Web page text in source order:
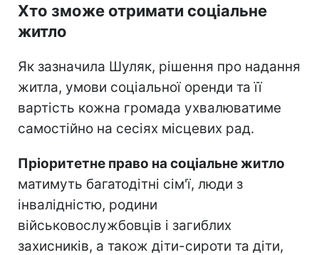
Хто зможе отримати соціальне
житло
Як зазначила Шуляк, рішення про надання
житла, умови соціальної оренди та її
вартість кожна громада ухвалюватиме
самостійно на сесіях місцевих рад.
Пріоритетне право на соціальне житло
матимуть багатодітні сім'ї, люди з
інвалідністю, родини
військовослужбовців і загиблих
захисників, а також діти-сироти та діти,